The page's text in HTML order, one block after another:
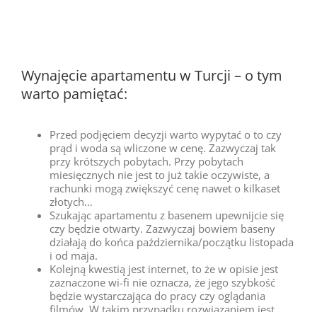
Wynajęcie apartamentu w Turcji – o tym
warto pamiętać:
Przed podjęciem decyzji warto wypytać o to czy
prąd i woda są wliczone w cenę. Zazwyczaj tak
przy krótszych pobytach. Przy pobytach
miesięcznych nie jest to już takie oczywiste, a
rachunki mogą zwiększyć cenę nawet o kilkaset
złotych…
Szukając apartamentu z basenem upewnijcie się
czy będzie otwarty. Zazwyczaj bowiem baseny
działają do końca października/początku listopada
i od maja.
Kolejną kwestią jest internet, to że w opisie jest
zaznaczone wi-fi nie oznacza, że jego szybkość
będzie wystarczająca do pracy czy oglądania